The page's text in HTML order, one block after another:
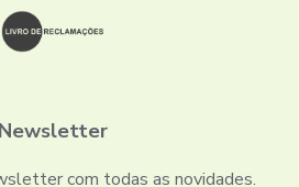
Newsletter
com todas as novidades.